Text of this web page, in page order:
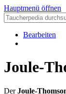
Hauptmenü öffnen
Bearbeiten
Joule-
DerJoule-